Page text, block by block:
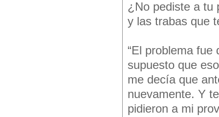
¿No pediste a tu
y las trabas que
“El problema
supuesto que
me decía que
nuevamente. Y
pidieron a mi